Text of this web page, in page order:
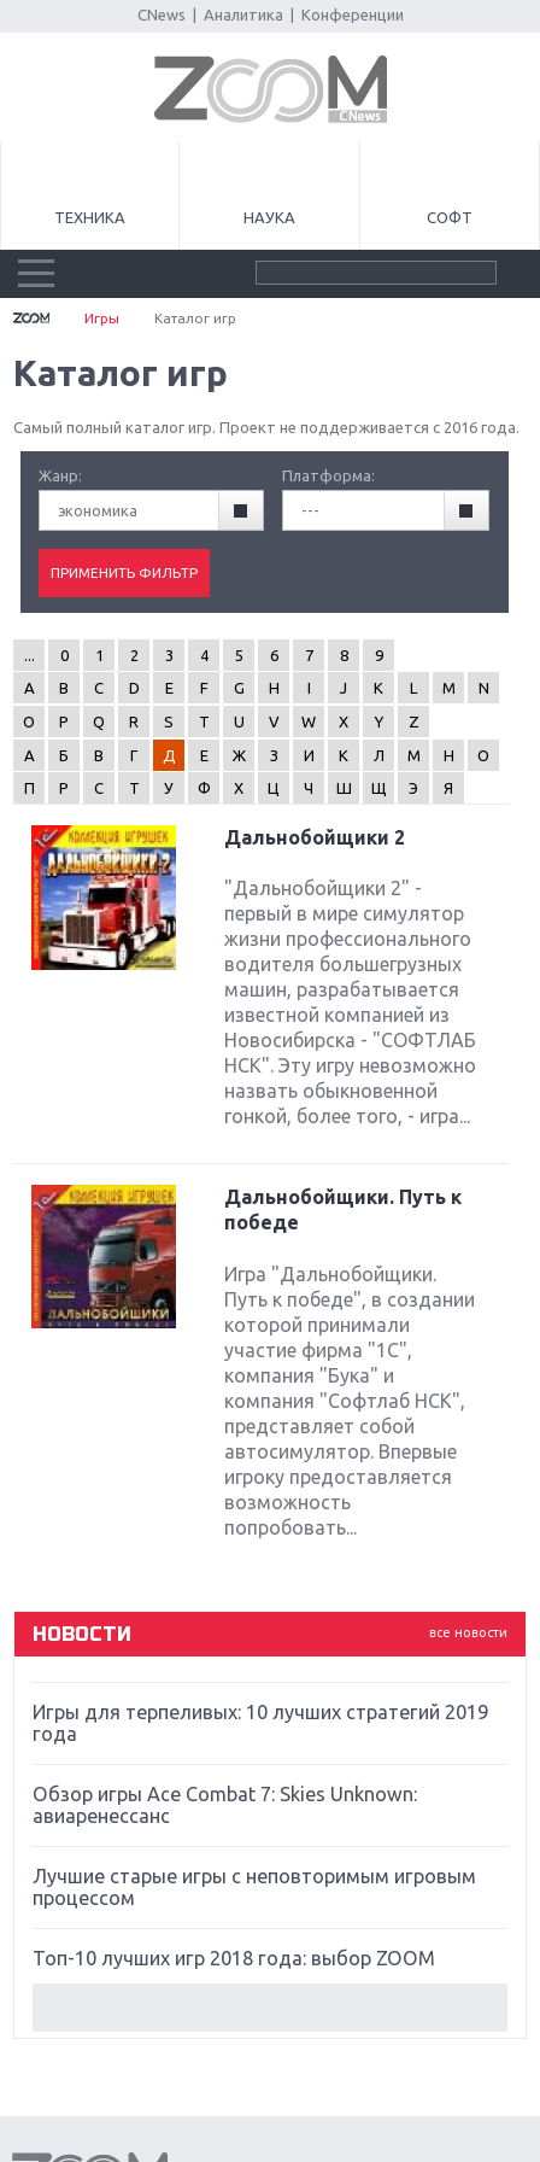
CNews Аналитика Конференции
ТЕХНИКА НАУКА СОФТ
Игры Каталог игр
Каталог игр
Самый полный каталог игр. Проект не поддерживается с 2016 года.
Жанр:
экономика
Платформа:
---
0 1 2 3 4 5 6 7 8
9
A
B C D E F G H I J K L M
N
O
P Q R S T U V W X Y
Z
А
Б В Г Д Е Ж З И К Л М Н
О
П
Р С Т У Ф Х Ц Ч Ш Щ Э Я
Дальнобойщики 2
"Дальнобойщики 2" -
первый в мире симулятор
жизни профессионального
водителя большегрузных
машин, разрабатывается
известной компанией из
Новосибирска - "СОФТЛАБ
НСК". Эту игру невозможно
назвать обыкновенной
гонкой, более того, - игра...
Дальнобойщики. Путь к
победе
Игра "Дальнобойщики.
Путь к победе", в создании
которой принимали
участие фирма "1С",
компания "Бука" и
компания "Софтлаб НСК",
представляет собой
автосимулятор. Впервые
игроку предоставляется
возможность
попробовать...
все новости
НОВОСТИ
Крупнейшие релизы мая: Nintendo, Microsoft и
Новинки для Nintendo Switch: Labo, South Park и
Far Cry 5: хвалить нельзя ругать
Игры для терпеливых: 10 лучших стратегий 2019
года
Обзор игры Ace Combat 7: Skies Unknown:
авиаренессанс
Лучшие старые игры с неповторимым игровым
процессом
Топ-10 лучших игр 2018 года: выбор ZOOM